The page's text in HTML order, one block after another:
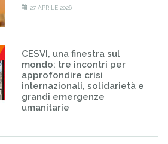
27 APRILE 2026
CESVI, una finestra sul
mondo: tre incontri per
approfondire crisi
internazionali, solidarietà e
grandi emergenze
umanitarie